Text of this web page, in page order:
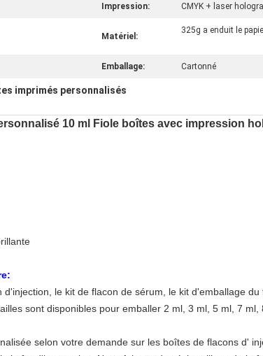
Impression: CMYK + laser
Matériel:
325g a enduit le
Emballage: Cartonné
imprimés personnalisés
10 ml Fiole boîtes avec impression
le kit de flacon de sérum, le kit d'emballage du
sont disponibles pour emballer 2 ml, 3 ml, 5 ml, 7 ml,
selon votre demande sur les boîtes de flacons d'